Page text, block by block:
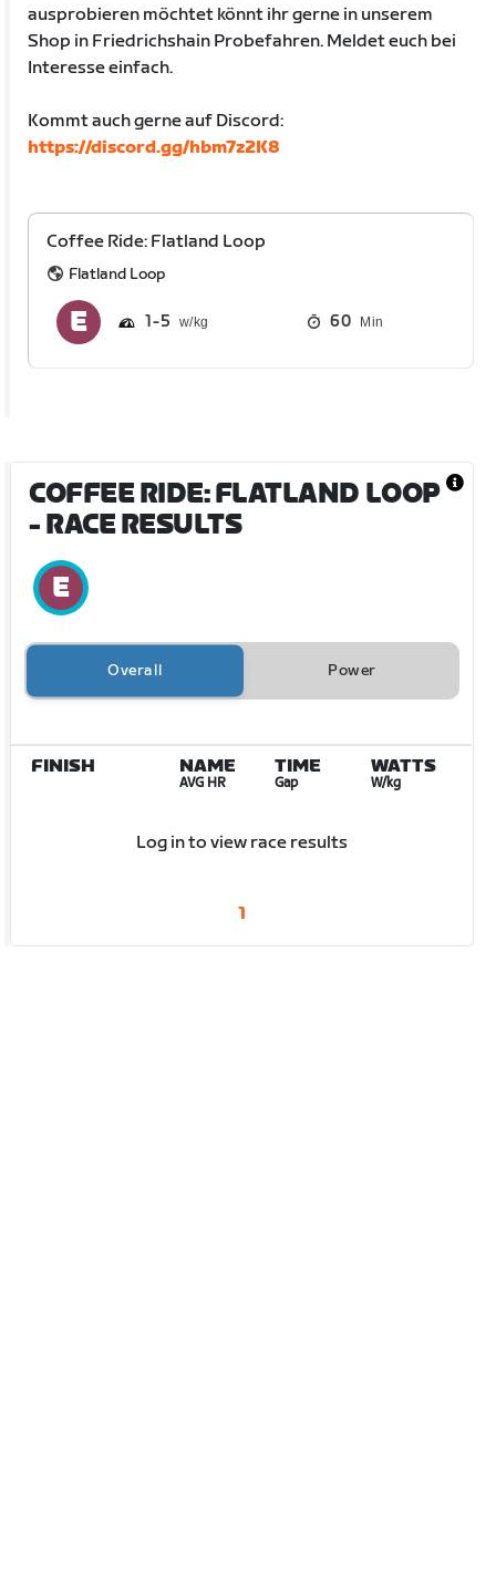
ausprobieren möchtet könnt ihr gerne in unserem
Shop in Friedrichshain Probefahren. Meldet euch bei
Interesse einfach.
Kommt auch gerne auf Discord:
https://discord.gg/hbm7z2K8
Coffee Ride: Flatland Loop
Flatland Loop
1 5 60 Min
COFFEE RIDE: FLATLAND LOOP
- RACE RESULTS
Overall Power
FINISH NAME
AVG HR
TIME
Gap
WATTS
W/kg
Log in to view race results
1